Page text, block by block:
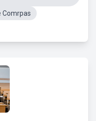
Comrpas